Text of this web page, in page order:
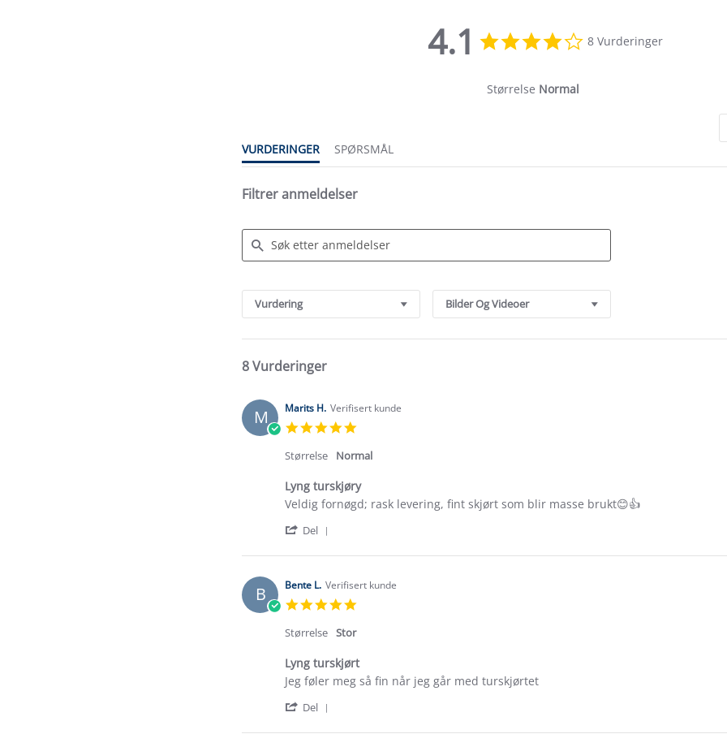
4.1
star
8 Vurderinger
Størrelse Normal
VURDERINGER SPØRSMÅL
Filtrer anmeldelser
Reviews
Vurdering Bilder Og Videoer
8 Vurderinger
M Marits H. Verifisert kunde
rating
Størrelse Normal
Lyng turskjøry
Review
Marits
on
Jul
2026
review
Lyng
Veldig fornøgd; rask levering, fint skjørt som blir masse brukt😊👍
Del
Review
Marits
H.
on
28
Jul
B Bente L. Verifisert kunde
Størrelse Stor
Lyng turskjørt
Review
Bente
on
review
Lyng
Jeg føler meg så fin når jeg går med turskjørtet
Del
Review